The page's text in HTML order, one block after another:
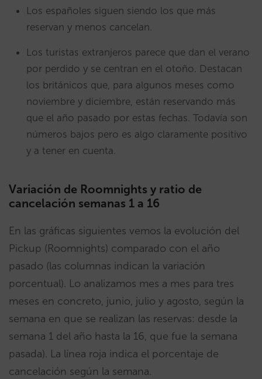
Los españoles siguen siendo los que más
reservan y menos cancelan.
L os turistas extranjeros parece que dan el verano
por perdido y se centran en el otoño. Destacan
los británicos que, para algunos meses como
noviembre y diciembre, están reservando más
que el año pasado por estas fechas. Todavía son
números bajos pero es algo claramente positivo
y a tener en cuenta.
Variación de Roomnights y ratio de
cancelación semanas 1 a 16
En las gráficas siguientes vemos la evolución del
Pickup (Roomnights) comparado con el año
pasado (las columnas indican la variación
porcentual). Lo analizamos mes a mes para tres
meses en concreto, junio, julio y agosto, según la
semana en que se realizan las reservas: desde la
semana 1 del año hasta la 16, que fue la semana
pasada). La línea roja indica el porcentaje de
cancelación según la semana.